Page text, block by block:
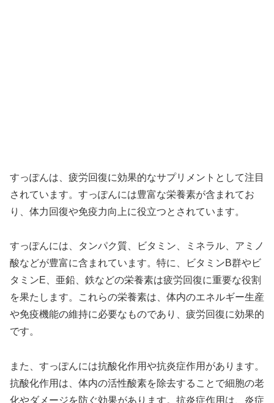
すっぽんは、疲労回復に効果的なサプリメントとして注目
されています。すっぽんには豊富な栄養素が含まれてお
り、体力回復や免疫力向上に役立つとされています。
すっぽんには、タンパク質、ビタミン、ミネラル、アミノ
酸などが豊富に含まれています。特に、ビタミンB群やビ
タミンE、亜鉛、鉄などの栄養素は疲労回復に重要な役割
を果たします。これらの栄養素は、体内のエネルギー生産
や免疫機能の維持に必要なものであり、疲労回復に効果的
です。
また、すっぽんには抗酸化作用や抗炎症作用があります。
抗酸化作用は、体内の活性酸素を除去することで細胞の老
化やダメージを防ぐ効果があります。抗炎症作用は、炎症